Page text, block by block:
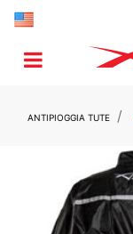
Open menu
ANTIPIOGGIA TUTE